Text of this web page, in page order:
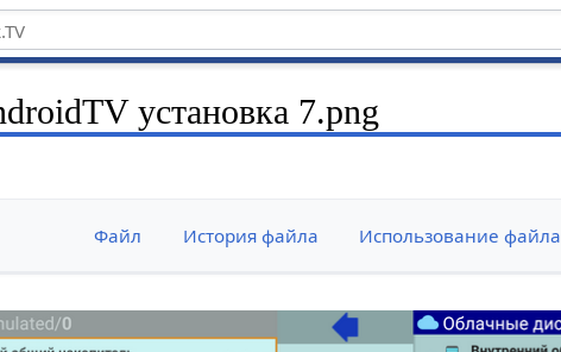
установка 7.png
Файл История файла Использование файла